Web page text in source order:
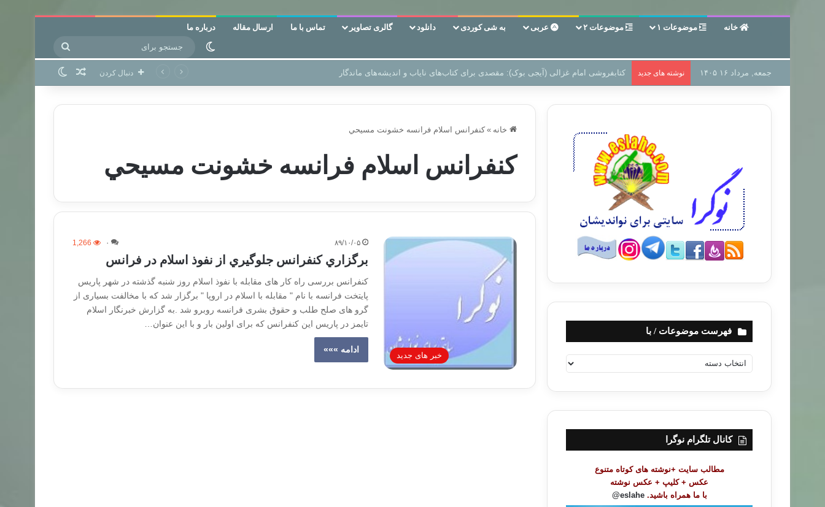
خانه موضوعات ۱ موضوعات ۲ عربی به شی کوردی دانلود گالری تصاویر تماس با ما ارسال مقاله درباره ما
تغییر پوسته
برای جمعه, مرداد ۱۶ ۱۴۰۵ نوشته های جدید سر دفتر فساد در زمین‌، دوری وکناره‌گیری از راه خداست‌! دنبال کردن نوشته تصادفی
خانه » کنفرانس اسلام فرانسه خشونت مسيحي
کنفرانس اسلام فرانسه خشونت مسيحي
خبر های جدید
۸۹/۱۰/۰۵ ۰ 1,266
برگزاري کنفرانس جلوگيري از نفوذ اسلام در فرانس
کنفرانس بررسی راه کار های مقابله با نفوذ اسلام روز شنبه گذشته در شهر پاریس
پایتخت فرانسه با نام " مقابله با اسلام در اروپا " برگزار شد که با مخالفت بسیاری از
گرو های صلح طلب و حقوق بشری فرانسه روبرو شد .به گزارش خبرنگار اسلام
تایمز در پاریس این کنفرانس که برای اولین بار و با این عنوان…
ادامه »»»
فهرست موضوعات / با
ه
ت
ض
کانال تلگرام نوگرا
مطالب سایت +نوشته های کوتاه متنوع
عکس + کلیپ + عکس نوشته
با ما همراه باشید. eslahe@